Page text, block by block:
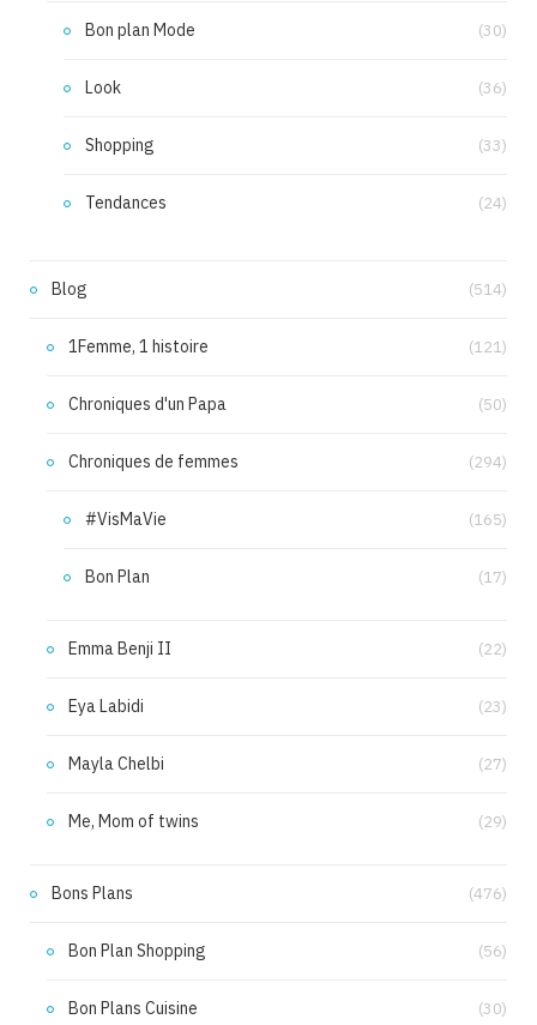
Bon plan Mode (30)
Look (36)
Shopping (33)
Tendances (24)
Blog (514)
1Femme, 1 histoire (121)
Chroniques d'un Papa (50)
Chroniques de femmes (294)
#VisMaVie (165)
Bon Plan (17)
Emma Benji II (22)
Eya Labidi (23)
Mayla Chelbi (27)
Me, Mom of twins (29)
Bons Plans (476)
Bon Plan Shopping (56)
Bon Plans Cuisine (30)